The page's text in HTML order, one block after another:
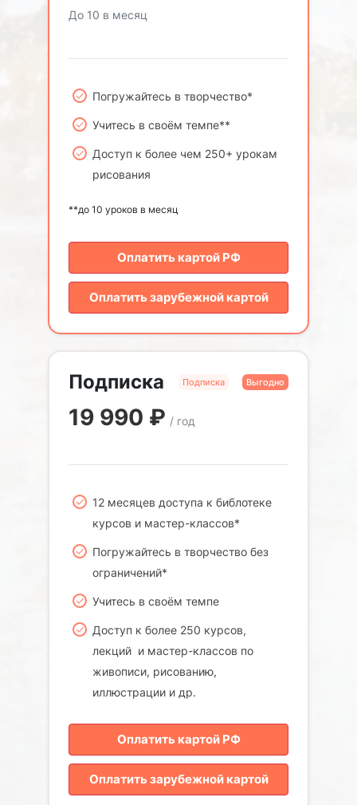
До 10 в месяц
Погружайтесь в творчество*
Учитесь в своём темпе**
Доступ к более чем 250+ урокам
рисования
**до 10 уроков в месяц
Оплатить картой РФ
Оплатить зарубежной картой
Подписка Подписка Выгодно
19 990 ₽ / год
12 месяцев доступа к библотеке
курсов и мастер-классов*
Погружайтесь в творчество без
ограничений*
Учитесь в своём темпе
Доступ к более 250 курсов,
лекций и мастер-классов по
живописи, рисованию,
иллюстрации и др.
Оплатить картой РФ
Оплатить зарубежной картой